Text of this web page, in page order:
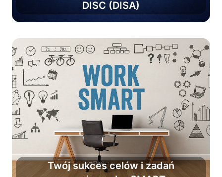
DISC (DISA)
pracy
Twój sukces celów i zadań